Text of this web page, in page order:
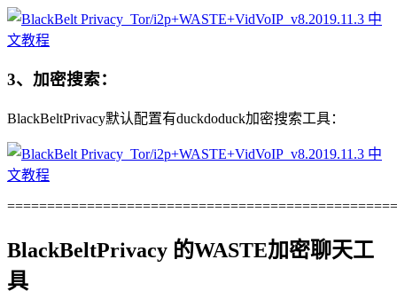
3、加密搜索：
BlackBeltPrivacy默认配置有duckdoduck加密搜索工具：
BlackBeltPrivacy 的WASTE加密聊天工
具